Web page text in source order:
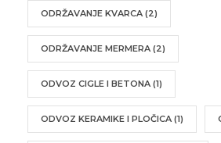
ODRŽAVANJE KVARCA (2)
ODRŽAVANJE MERMERA (2)
ODVOZ CIGLE I BETONA (1)
ODVOZ KERAMIKE I PLOČICA (1)